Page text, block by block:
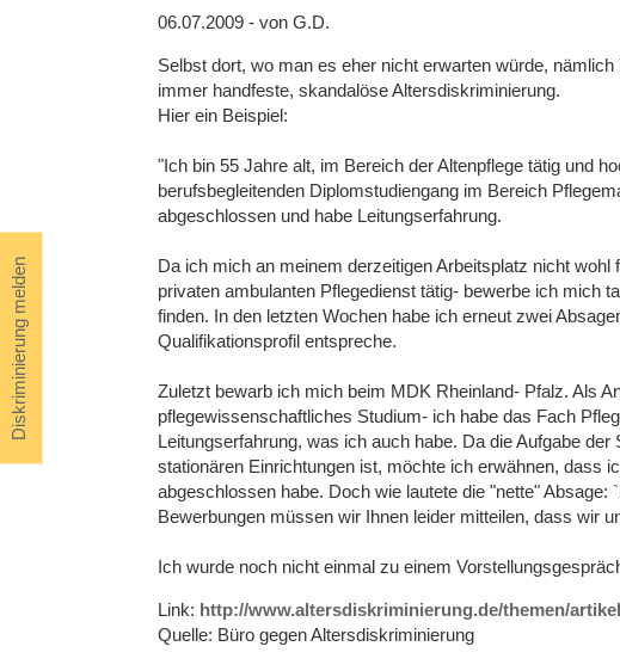
Diskriminierung melden
06.07.2009 - von G.D.
Selbst dort, wo man es eher nicht erwarten würde,
immer handfeste, skandalöse Altersdiskriminierung.
Hier ein Beispiel:
"Ich bin 55 Jahre alt, im Bereich der Altenpflege tätig und
berufsbegleitenden Diplomstudiengang im Bereich
abgeschlossen und habe Leitungserfahrung.
Da ich mich an meinem derzeitigen Arbeitsplatz nicht wohl
privaten ambulanten Pflegedienst tätig- bewerbe ich mich
finden. In den letzten Wochen habe ich erneut zwei
Qualifikationsprofil entspreche.
Zuletzt bewarb ich mich beim MDK Rheinland- Pfalz. Als
pflegewissenschaftliches Studium- ich habe das Fach
Leitungserfahrung, was ich auch habe. Da die Aufgabe
stationären Einrichtungen ist, möchte ich erwähnen, dass
abgeschlossen habe. Doch wie lautete die "nette" Absage:
Bewerbungen müssen wir Ihnen leider mitteilen, dass wir
Ich wurde noch nicht einmal zu einem
Link: http://www.altersdiskriminierung.de/themen/
Quelle: Büro gegen Altersdiskriminierung